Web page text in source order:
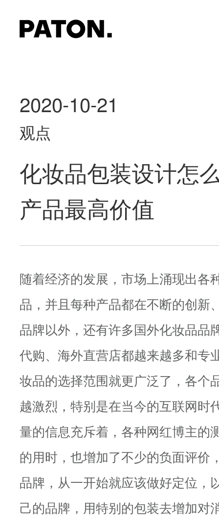
2020-10-21
观点
化妆品包装设计怎
产品最高价值
随着经济的发展，市场上涌现出各
品，并且每种产品都在不断的创新
品牌以外，还有许多国外化妆品品
代购、海外直营店都越来越多和专
妆品的选择范围就更广泛了，各个
越激烈，特别是在当今的互联网时
量的信息充斥着，各种网红博主的
的用时，也增加了不少的负面评价
品牌，从一开始就应该做好定位，
己的品牌，用特别的包装去增加对